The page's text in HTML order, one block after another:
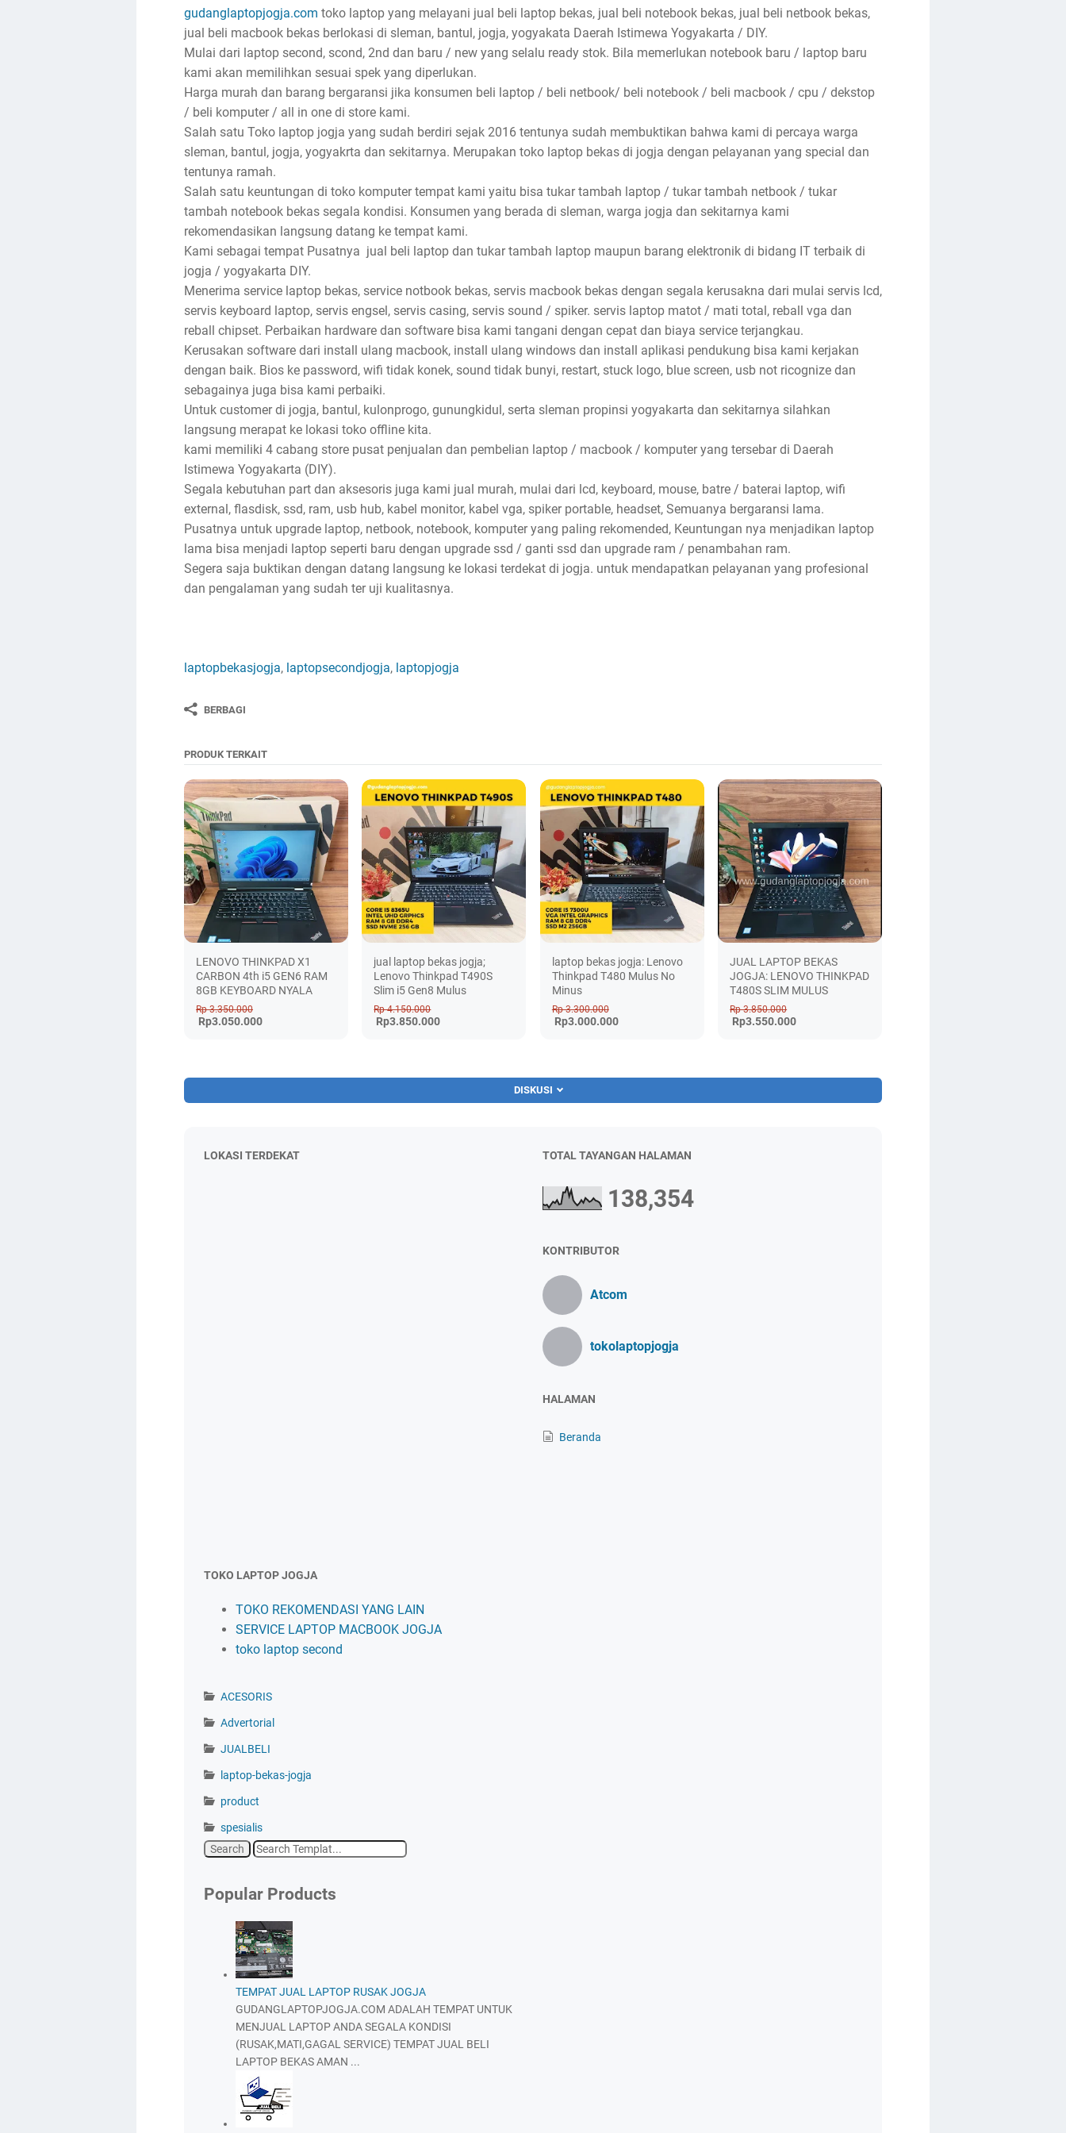
gudanglaptopjogja.com toko laptop yang melayani jual beli laptop bekas, jual beli notebook bekas, jual beli netbook bekas,
jual beli macbook bekas berlokasi di sleman, bantul, jogja, yogyakata Daerah Istimewa Yogyakarta / DIY.
Mulai dari laptop second, scond, 2nd dan baru / new yang selalu ready stok. Bila memerlukan notebook baru / laptop baru
kami akan memilihkan sesuai spek yang diperlukan.
Harga murah dan barang bergaransi jika konsumen beli laptop / beli netbook/ beli notebook / beli macbook / cpu / dekstop
/ beli komputer / all in one di store kami.
Salah satu Toko laptop jogja yang sudah berdiri sejak 2016 tentunya sudah membuktikan bahwa kami di percaya warga
sleman, bantul, jogja, yogyakrta dan sekitarnya. Merupakan toko laptop bekas di jogja dengan pelayanan yang special dan
tentunya ramah.
Salah satu keuntungan di toko komputer tempat kami yaitu bisa tukar tambah laptop / tukar tambah netbook / tukar
tambah notebook bekas segala kondisi. Konsumen yang berada di sleman, warga jogja dan sekitarnya kami
rekomendasikan langsung datang ke tempat kami.
Kami sebagai tempat Pusatnya jual beli laptop dan tukar tambah laptop maupun barang elektronik di bidang IT terbaik di
jogja / yogyakarta DIY.
Menerima service laptop bekas, service notbook bekas, servis macbook bekas dengan segala kerusakna dari mulai servis lcd,
servis keyboard laptop, servis engsel, servis casing, servis sound / spiker. servis laptop matot / mati total, reball vga dan
reball chipset. Perbaikan hardware dan software bisa kami tangani dengan cepat dan biaya service terjangkau.
Kerusakan software dari install ulang macbook, install ulang windows dan install aplikasi pendukung bisa kami kerjakan
dengan baik. Bios ke password, wifi tidak konek, sound tidak bunyi, restart, stuck logo, blue screen, usb not ricognize dan
sebagainya juga bisa kami perbaiki.
Untuk customer di jogja, bantul, kulonprogo, gunungkidul, serta sleman propinsi yogyakarta dan sekitarnya silahkan
langsung merapat ke lokasi toko offline kita.
kami memiliki 4 cabang store pusat penjualan dan pembelian laptop / macbook / komputer yang tersebar di Daerah
Istimewa Yogyakarta (DIY).
Segala kebutuhan part dan aksesoris juga kami jual murah, mulai dari lcd, keyboard, mouse, batre / baterai laptop, wifi
external, flasdisk, ssd, ram, usb hub, kabel monitor, kabel vga, spiker portable, headset, Semuanya bergaransi lama.
Pusatnya untuk upgrade laptop, netbook, notebook, komputer yang paling rekomended, Keuntungan nya menjadikan laptop
lama bisa menjadi laptop seperti baru dengan upgrade ssd / ganti ssd dan upgrade ram / penambahan ram.
Segera saja buktikan dengan datang langsung ke lokasi terdekat di jogja. untuk mendapatkan pelayanan yang profesional
dan pengalaman yang sudah ter uji kualitasnya.
laptopbekasjogja, laptopsecondjogja, laptopjogja
BERBAGI
PRODUK TERKAIT
LENOVO THINKPAD X1
CARBON 4th i5 GEN6 RAM
8GB KEYBOARD NYALA
Rp 3.350.000
Rp3.050.000
jual laptop bekas jogja;
Lenovo Thinkpad T490S
Slim i5 Gen8 Mulus
Rp 4.150.000
Rp3.850.000
laptop bekas jogja: Lenovo
Thinkpad T480 Mulus No
Minus
Rp 3.300.000
Rp3.000.000
JUAL LAPTOP BEKAS
JOGJA: LENOVO THINKPAD
T480S SLIM MULUS
Rp 3.850.000
Rp3.550.000
DISKUSI
LOKASI TERDEKAT
TOKO LAPTOP JOGJA
TOKO REKOMENDASI YANG LAIN
SERVICE LAPTOP MACBOOK JOGJA
toko laptop second
ACESORIS
Advertorial
JUALBELI
laptop-bekas-jogja
product
spesialis
Popular Products
TEMPAT JUAL LAPTOP RUSAK JOGJA
GUDANGLAPTOPJOGJA.COM ADALAH TEMPAT UNTUK
MENJUAL LAPTOP ANDA SEGALA KONDISI
(RUSAK,MATI,GAGAL SERVICE) TEMPAT JUAL BELI
LAPTOP BEKAS AMAN ...
TOTAL TAYANGAN HALAMAN
138,354
KONTRIBUTOR
Atcom
tokolaptopjogja
HALAMAN
Beranda